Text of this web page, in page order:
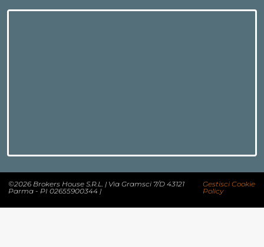
©2026 Brokers House S.R.L. | Via Gramsci 7/D 43121
Parma - PI 02655900344 |
Gestisci Cookie
Policy